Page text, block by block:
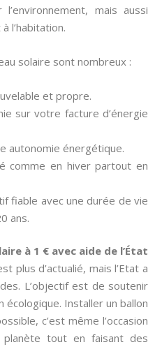
mais aussi
l’habitation.
solaire sont nombreux :
et propre.
sur votre facture d’énergie
autonomie énergétique.
comme en hiver partout en
fiable avec une durée de vie
ans.
à 1 € avec aide de l’État
plus d’actualié, mais l’Etat a
L’objectif est de soutenir
écologique. Installer un ballon
c’est même l’occasion
tout en faisant des